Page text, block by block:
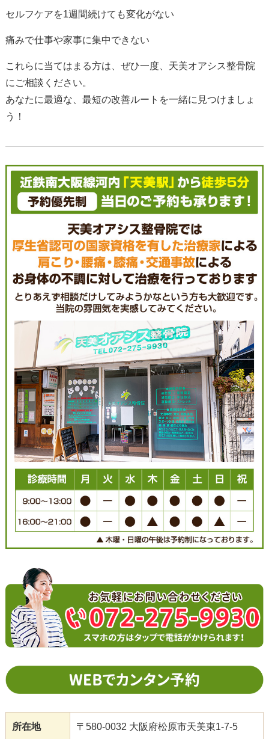
セルフケアを1週間続けても変化がない
痛みで仕事や家事に集中できない
これらに当てはまる方は、ぜひ一度、天美オアシス整骨院
にご相談ください。
あなたに最適な、最短の改善ルートを一緒に見つけましょ
う！
所在地 〒580-0032 大阪府松原市天美東1-7-5